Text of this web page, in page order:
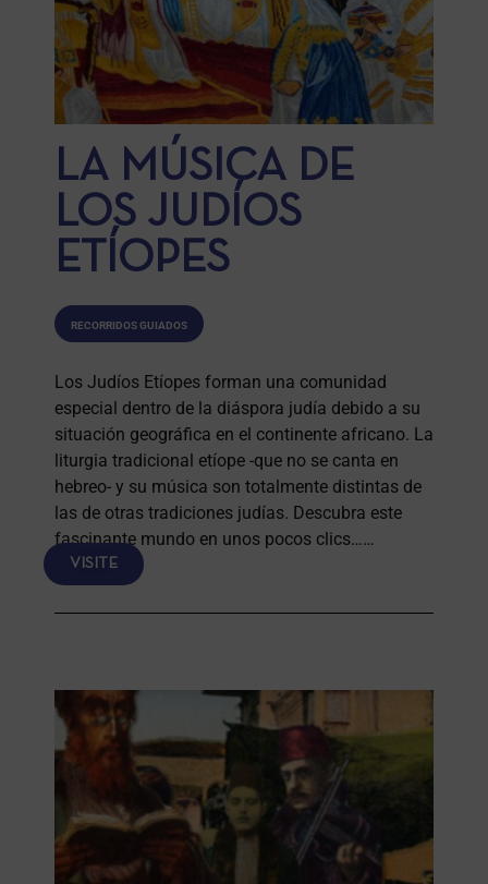
LA MÚSICA DE
LOS JUDÍOS
ETÍOPES
RECORRIDOS GUIADOS
Los Judíos Etíopes forman una comunidad
especial dentro de la diáspora judía debido a su
situación geográfica en el continente africano. La
liturgia tradicional etíope -que no se canta en
hebreo- y su música son totalmente distintas de
las de otras tradiciones judías. Descubra este
fascinante mundo en unos pocos clics……
VISITE